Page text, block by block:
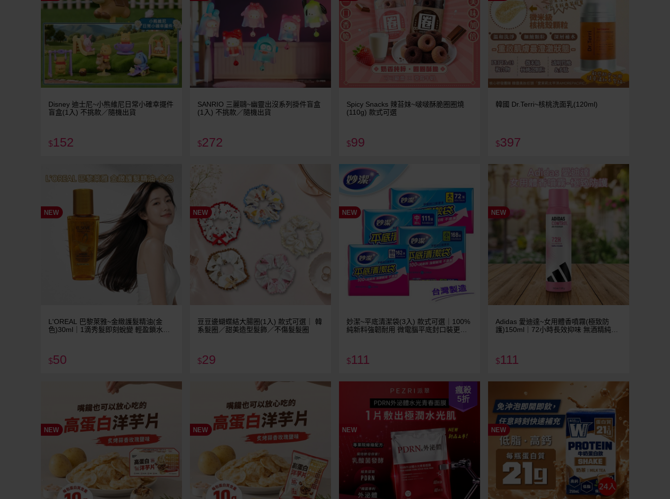
Disney 迪士尼~小熊維尼日常小確幸擺件
盲盒(1入) 不挑款／隨機出貨
$152
SANRIO 三麗鷗~幽靈出沒系列掛件盲盒
(1入) 不挑款／隨機出貨
$272
Spicy Snacks 辣苔妹~啵啵酥脆圈圈燒
(110g) 款式可選
$99
韓國 Dr.Terri~核桃洗面乳(120ml)
$397
NEW
L'OREAL 巴黎萊雅~金緻護髮精油(金
色)30ml｜1滴秀髮即刻蛻變 輕盈鎖水修
$50
NEW
豆豆邊蝴蝶結大腸圈(1入) 款式可選｜ 韓
系髮圈／甜美造型髮飾／不傷髮髮圈
$29
NEW
妙潔~平底清潔袋(3入) 款式可選｜100%
純新料強韌耐用 微電腦平底封口裝更多
$111
NEW
Adidas 愛迪達~女用體香噴霧(極致防
護)150ml｜72小時長效抑味 無酒精純淨
$111
NEW NEW NEW
瘋殺
5折
NEW